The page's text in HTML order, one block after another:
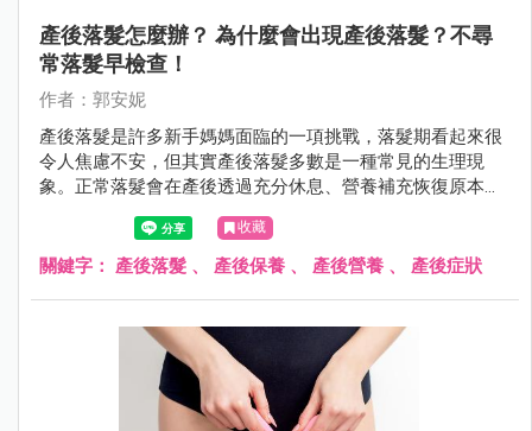
產後落髮怎麼辦？ 為什麼會出現產後落髮？不尋
常落髮早檢查！
作者：郭安妮
產後落髮是許多新手媽媽面臨的一項挑戰，落髮期看起來很
令人焦慮不安，但其實產後落髮多數是一種常見的生理現
象。正常落髮會在產後透過充分休息、營養補充恢復原本豐
盈的秀髮，若是不正常落髮，則需盡快就醫。
收藏
關鍵字： 產後落髮 、 產後保養 、 產後營養 、 產後症狀